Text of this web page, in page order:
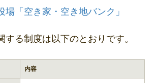
場「空き家・空き地バンク」
する制度は以下のとおりです。
内容